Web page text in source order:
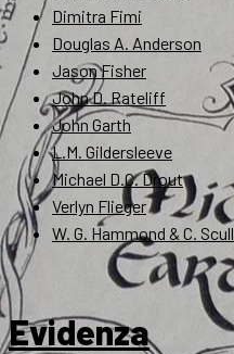
Dimitra Fimi
Douglas A. Anderson
Jason Fisher
John D. Rateliff
John Garth
L.M. Gildersleeve
Michael D.C. Drout
Verlyn Flieger
W. G. Hammond & C. Scull
Evidenza